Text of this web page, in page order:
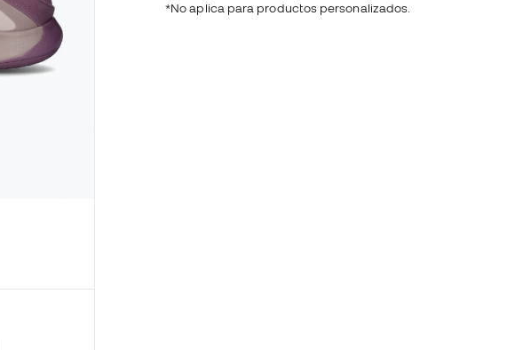
*No aplica para productos personalizados.